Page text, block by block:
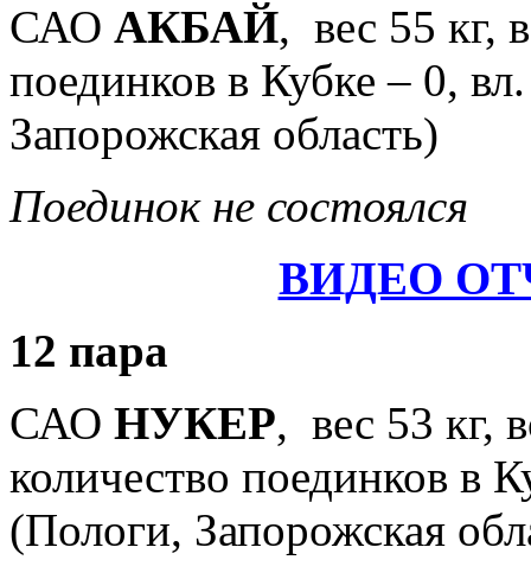
САО АКБАЙ, вес 55 кг,
поединков в Кубке – 0,
Запорожская область)
Поединок не состоялся
ВИДЕО
12 пара
САО НУКЕР, вес 53 кг,
количество поединков в
(Пологи, Запорожская